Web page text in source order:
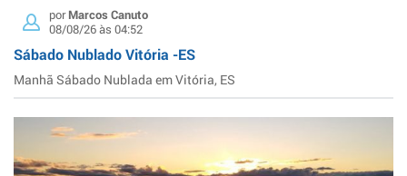
porMarcos Canuto
08/08/26 às 04:52
Sábado Nublado Vitória -ES
Manhã Sábado Nublada em Vitória, ES